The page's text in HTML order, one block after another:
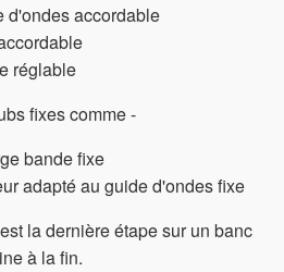
d'ondes accordable
réglable
fixes comme -
bande fixe
adapté au guide d'ondes fixe
la dernière étape sur un banc
à la fin.